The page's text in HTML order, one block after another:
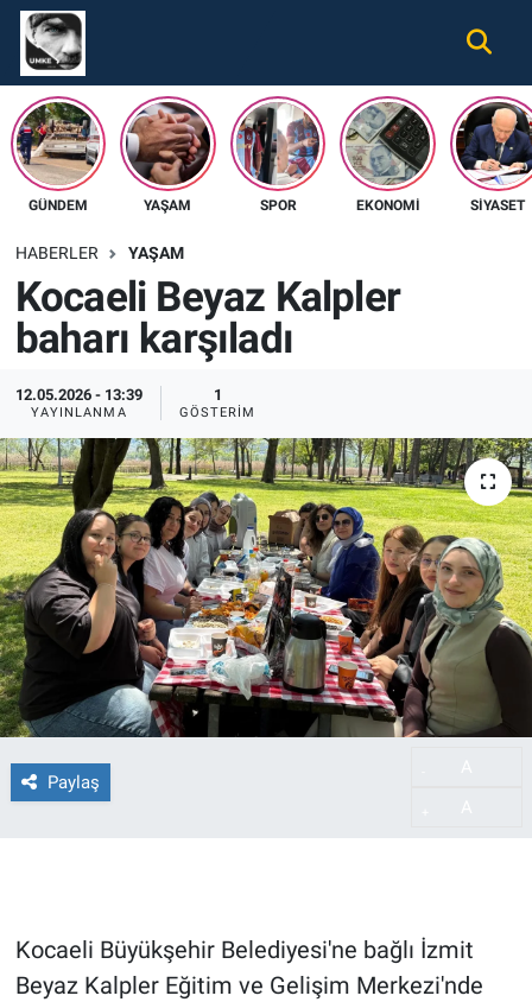
GÜNDEM YAŞAM SPOR EKONOMI SIYASET
HABERLER YAŞAM
Kocaeli Beyaz Kalpler
baharı karşıladı
12.05.2026 - 13:39
YAYINLANMA
1
GÖSTERIM
Paylaş
Kocaeli Büyükşehir Belediyesi'ne bağlı İzmit
Beyaz Kalpler Eğitim ve Gelişim Merkezi'nde
Gündem
Ekonomi
Spor
Tüm Haberler
İletişim
Künye
Nöbetçi Eczaneler
Hava Durumu
Namaz Vakitleri
Süper Lig Puan Durumu ve Fikstür
Tüm Manşetler
Son Dakika Haberleri
Haber Arşivi